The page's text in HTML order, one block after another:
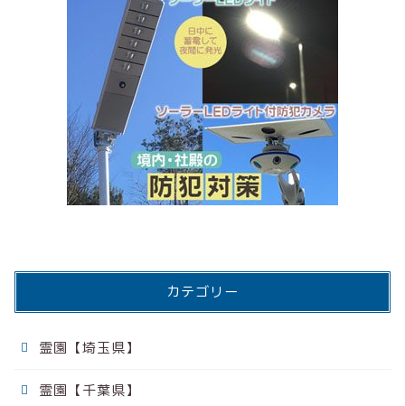
カテゴリー
霊園【埼玉県】
霊園【千葉県】